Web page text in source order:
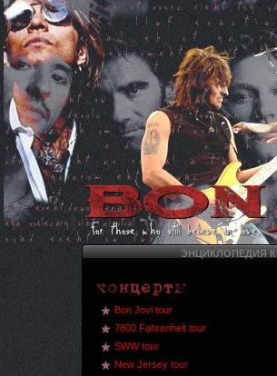
ЭНЦИКЛОПЕДИЯ
Bon Jovi tour
7800 Fahrenheit tour
SWW tour
New Jersey tour